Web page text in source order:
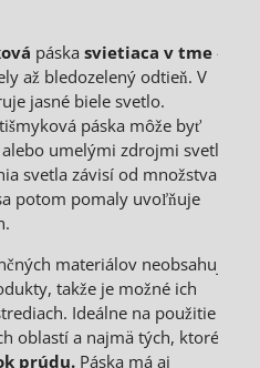
páska svietiaca v tme –
až bledozelený odtieň. V
jasné biele svetlo.
páska môže byť
umelými zdrojmi svetla.
svetla závisí od množstva
potom pomaly uvoľňuje
materiálov neobsahuje
takže je možné ich
Ideálne na použitie
oblastí a najmä tých, ktoré
prúdu. Páska má aj